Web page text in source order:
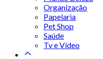
Organização
Papelaria
Pet Shop
Saúde
Tv e Vídeo